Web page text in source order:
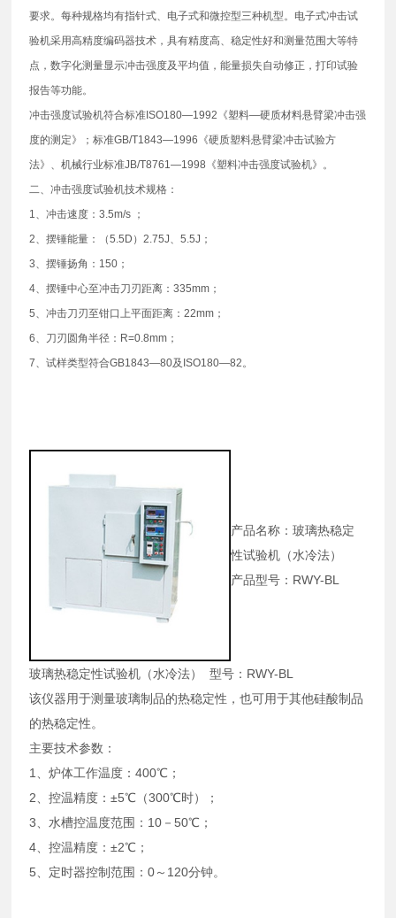
要求。每种规格均有指针式、电子式和微控型三种机型。电子式冲击试
验机采用高精度编码器技术，具有精度高、稳定性好和测量范围大等特
点，数字化测量显示冲击强度及平均值，能量损失自动修正，打印试验
报告等功能。
冲击强度试验机符合标准ISO180—1992《塑料—硬质材料悬臂梁冲击强
度的测定》；标准GB/T1843—1996《硬质塑料悬臂梁冲击试验方
法》、机械行业标准JB/T8761—1998《塑料冲击强度试验机》。
二、冲击强度试验机技术规格：
1、冲击速度：3.5m/s ；
2、摆锤能量：（5.5D）2.75J、5.5J；
3、摆锤扬角：150；
4、摆锤中心至冲击刀刃距离：335mm；
5、冲击刀刃至钳口上平面距离：22mm；
6、刀刃圆角半径：R=0.8mm；
7、试样类型符合GB1843—80及ISO180—82。
产品名称：玻璃热稳定
性试验机（水冷法）
产品型号：RWY-BL
玻璃热稳定性试验机（水冷法） 型号：RWY-BL
该仪器用于测量玻璃制品的热稳定性，也可用于其他硅酸制品
的热稳定性。
主要技术参数：
1、炉体工作温度：400℃；
2、控温精度：±5℃（300℃时）；
3、水槽控温度范围：10－50℃；
4、控温精度：±2℃；
5、定时器控制范围：0～120分钟。